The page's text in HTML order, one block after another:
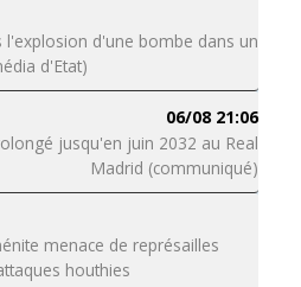
l'explosion d'une bombe dans un
d'Etat)
06/08 21:06
jusqu'en juin 2032 au Real
Madrid (communiqué)
menace de représailles
houthies